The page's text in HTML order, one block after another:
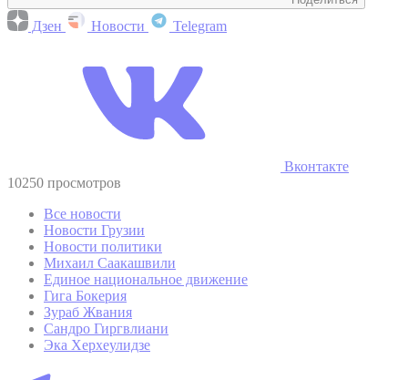
Дзен Новости Telegram
Вконтакте
10250 просмотров
Все новости
Новости Грузии
Новости политики
Михаил Саакашвили
Единое национальное движение
Гига Бокерия
Зураб Жвания
Сандро Гиргвлиани
Эка Херхеулидзе